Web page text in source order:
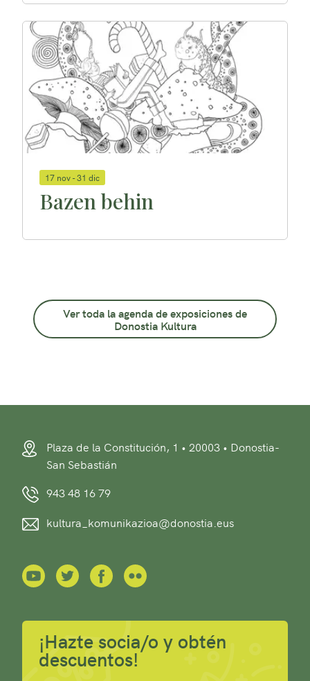
17 nov - 31 dic
Bazen behin
Ver toda la agenda de exposiciones de
Donostia Kultura
Plaza de la Constitución, 1 • 20003 • Donostia-
San Sebastián
943 48 16 79
kultura_komunikazioa@donostia.eus
¡Hazte socia/o y obtén
descuentos!